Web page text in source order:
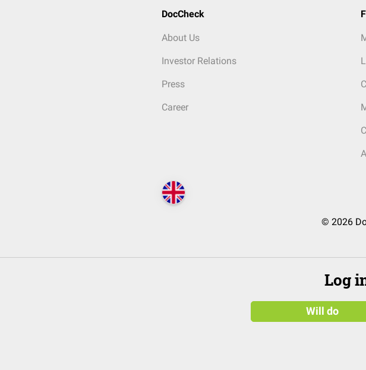
DocCheck
About Us
Investor Relations
Press
Career
© 2026
Log
Will do